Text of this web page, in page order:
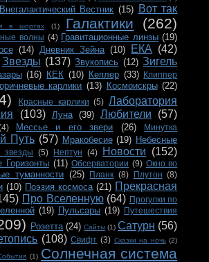
Внегалактический Вестник (15)
Вот так
в шортах (1) Галактики (262)
волны (4) Гравитационные линзы (19)
(14) Дневник Зейна (10) ЕКА (42)
Звезды (137) Звукопись (12) Зигель
(16) КЕК (10) Кеплер (33) Клиппер
карлики (13) Космоискры (22)
Красные карлики (5) Лаборатория
(103) Луна (39) Любители
(57)
Мессье и его звери (26)
Минутка
Путь (57) Мракобесие (19) Небесные
звезды (5) Нептун (4) Новости (152)
Горизонты (11) Обсерватории (9) Окно во
туманности (25) Планк (8) Плутон (8)
(10) Поэзия космоса (21) Прекрасная
Про Вселенную (64) Прогулки по
(19) Пульсары (19) Путешествия
Розетта (24) Сайты (1) Сатурн (56)
(108) Свифт (3) Сказки на ночь (2)
(1) Солнечная система